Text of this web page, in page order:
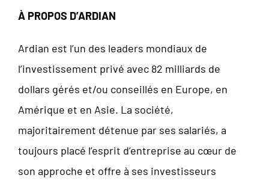
À PROPOS D’ARDIAN
Ardian est l’un des leaders mondiaux de
l’investissement privé avec 82 milliards de
dollars gérés et/ou conseillés en Europe, en
Amérique et en Asie. La société,
majoritairement détenue par ses salariés, a
toujours placé l’esprit d’entreprise au cœur de
son approche et offre à ses investisseurs